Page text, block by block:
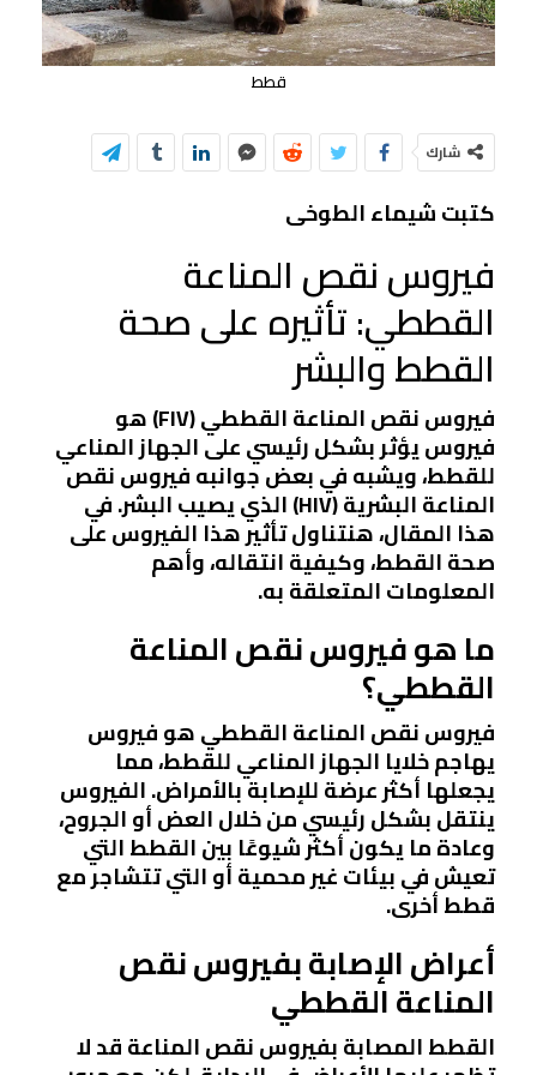
قطط
شارك
كتبت شيماء الطوخى
فيروس نقص المناعة
القططي: تأثيره على صحة
القطط والبشر
فيروس نقص المناعة القططي (FIV) هو
فيروس يؤثر بشكل رئيسي على الجهاز المناعي
للقطط، ويشبه في بعض جوانبه فيروس نقص
المناعة البشرية (HIV) الذي يصيب البشر. في
هذا المقال، هنتناول تأثير هذا الفيروس على
صحة القطط، وكيفية انتقاله، وأهم
المعلومات المتعلقة به.
ما هو فيروس نقص المناعة
القططي؟
فيروس نقص المناعة القططي هو فيروس
يهاجم خلايا الجهاز المناعي للقطط، مما
يجعلها أكثر عرضة للإصابة بالأمراض. الفيروس
ينتقل بشكل رئيسي من خلال العض أو الجروح،
وعادة ما يكون أكثر شيوعًا بين القطط التي
تعيش في بيئات غير محمية أو التي تتشاجر مع
قطط أخرى.
أعراض الإصابة بفيروس نقص
المناعة القططي
القطط المصابة بفيروس نقص المناعة قد لا